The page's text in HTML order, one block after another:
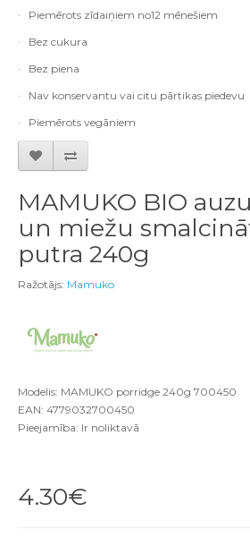
·
Piemērots zīdaiņiem no12 mēnešiem
·
Bez cukura
·
Bez piena
·
Nav konservantu vai citu pārtikas piedevu
·
Piemērots vegāniem
MAMUKO BIO
un miežu
putra 240g
Ražotājs: Mamuko
Modelis: MAMUKO porridge 240g 700450
EAN: 4779032700450
Pieejamība: Ir noliktavā
4.30€